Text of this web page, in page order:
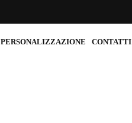
PERSONALIZZAZIONE CONTATTI